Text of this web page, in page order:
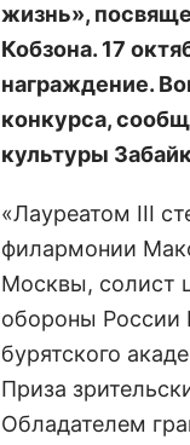
жизнь»,
Кобзона. 17
награждение.
конкурса,
культуры
«Лауреатом III
филармонии
Москвы, солист
обороны России
бурятского
Приза
Обладателем